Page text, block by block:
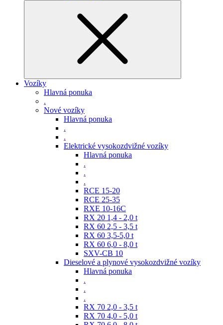
Vozíky
Hlavná ponuka
.
Nové vozíky
Hlavná ponuka
.
.
Elektrické vysokozdvižné vozíky
Hlavná ponuka
.
.
.
RCE 15-20
RCE 25-35
RXE 10-16C
RX 20 1,4 - 2,0 t
RX 60 2,5 - 3,5 t
RX 60 3,5-5,0 t
RX 60 6,0 - 8,0 t
SXV-CB 10
Dieselové a plynové vysokozdvižné vozíky
Hlavná ponuka
.
.
.
RX 70 2,0 - 3,5 t
RX 70 4,0 - 5,0 t